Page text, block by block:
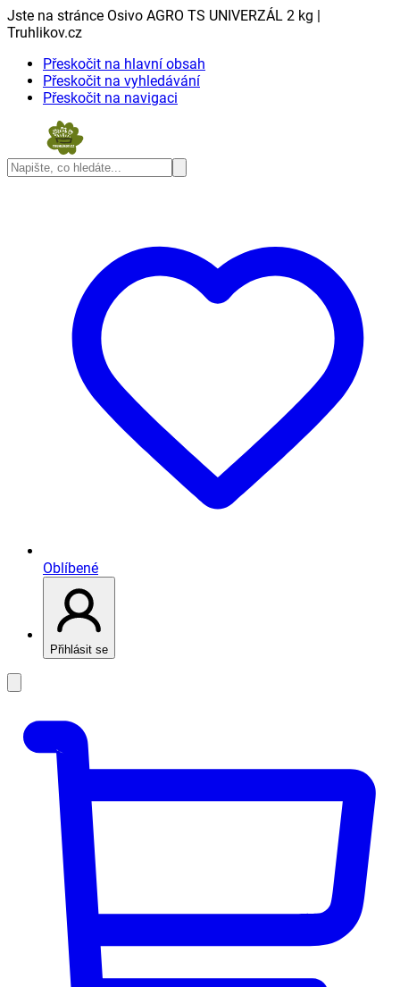
Jste na stránce Osivo AGRO TS UNIVERZÁL 2 kg |
Truhlikov.cz
Přeskočit na hlavní obsah
Přeskočit na vyhledávání
Přeskočit na navigaci
Oblíbené
Přihlásit se